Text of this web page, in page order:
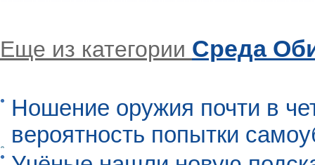
Еще из категории Среда
Ношение оружия почти в
вероятность попытки